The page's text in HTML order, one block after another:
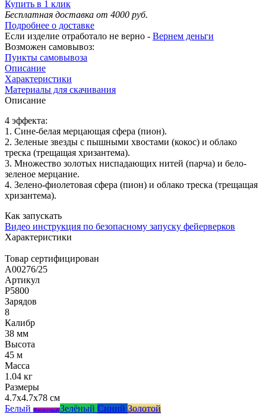
Купить в 1 клик
Бесплатная доставка от 4000 руб.
Подробнее о доставке
Если изделие отработало не верно - Вернем деньги
Возможен самовывоз:
Пункты самовывоза
Описание
Характеристики
Материалы для скачивания
Описание
4 эффекта:
1. Сине-белая мерцающая сфера (пион).
2. Зеленые звезды с пышными хвостами (кокос) и облако
треска (трещащая хризантема).
3. Множество золотых ниспадающих нитей (парча) и бело-
зеленое мерцание.
4. Зелено-фиолетовая сфера (пион) и облако треска (трещащая
хризантема).
Как запускать
Видео инструкция по безопасному запуску фейерверков
Характеристики
Товар сертифицирован
A00276/25
Артикул
Р5800
Зарядов
8
Калибр
38 мм
Высота
45 м
Масса
1.04 кг
Размеры
4.7x4.7x78 см
Белый Фиолетовый Зелёный Синий Золотой